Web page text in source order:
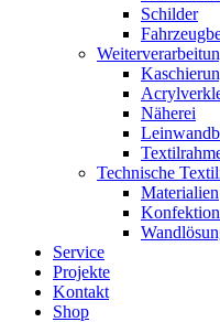
Schilder
Näherei
Technische
Materialien
Service
Projekte
Kontakt
Shop